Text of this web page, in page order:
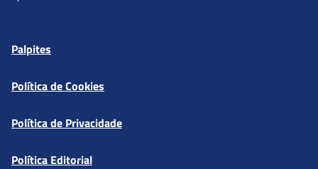
Palpites
Política de Cookies
Política de Privacidade
Política Editorial